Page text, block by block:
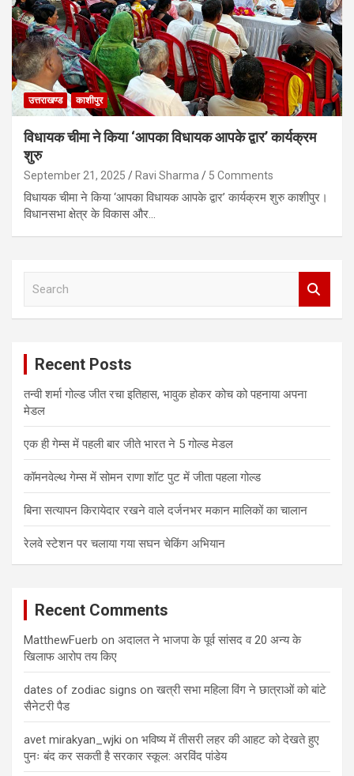
उत्तराखण्ड काशीपुर
विधायक चीमा ने किया ‘आपका विधायक आपके द्वार’ कार्यक्रम
शुरु
September 21, 2025 Ravi Sharma 5 Comments
विधायक चीमा ने किया ‘आपका विधायक आपके द्वार’ कार्यक्रम शुरु काशीपुर।
विधानसभा क्षेत्र के विकास और…
Recent Posts
तन्वी शर्मा गोल्ड जीत रचा इतिहास, भावुक होकर कोच को पहनाया अपना
मेडल
एक ही गेम्स में पहली बार जीते भारत ने 5 गोल्ड मेडल
कॉमनवेल्थ गेम्स में सोमन राणा शॉट पुट में जीता पहला गोल्ड
बिना सत्यापन किरायेदार रखने वाले दर्जनभर मकान मालिकों का चालान
रेलवे स्टेशन पर चलाया गया सघन चेकिंग अभियान
Recent Comments
MatthewFuerb on अदालत ने भाजपा के पूर्व सांसद व 20 अन्य के
खिलाफ आरोप तय किए
dates of zodiac signs onखत्री सभा महिला विंग ने छात्राओं को बांटे
सैनेटरी पैड
avet mirakyan_wjki on भविष्य में तीसरी लहर की आहट को देखते हुए
पुनः बंद कर सकती है सरकार स्कूल: अरविंद पांडेय